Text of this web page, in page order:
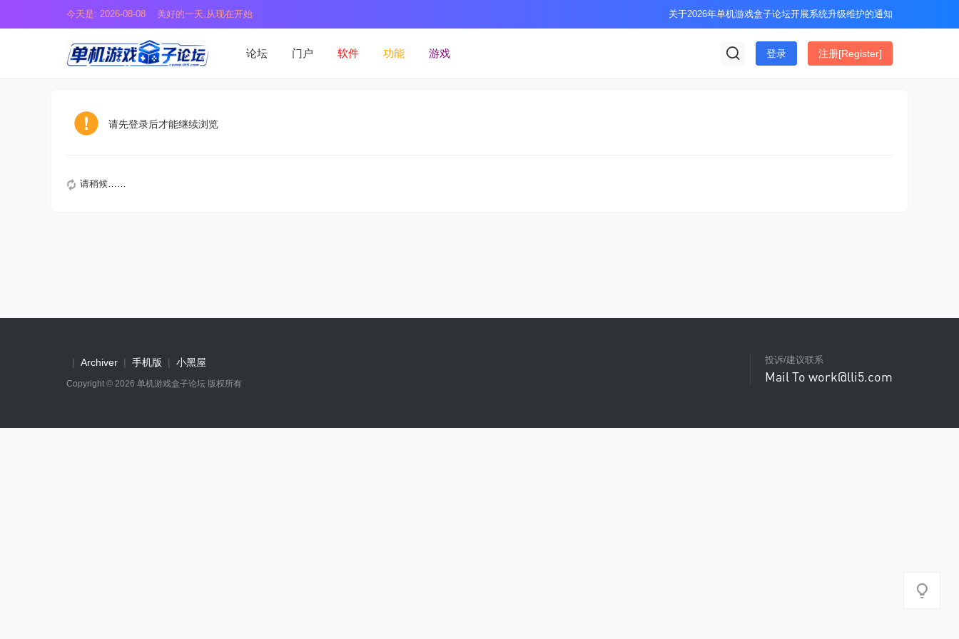
今天是: 2026-08-08 美好的一天,从现在开始 关于2026年单机游戏盒子论坛开展系统升级维护的通知
论坛 门户 软件 功能 游戏 登录 注册[Register]
请先登录后才能继续浏览
请稍候……
投诉/建议联系
Mail To work@lli5.com
| Archiver | 手机版 | 小黑屋
Copyright © 2026 单机游戏盒子论坛 版权所有